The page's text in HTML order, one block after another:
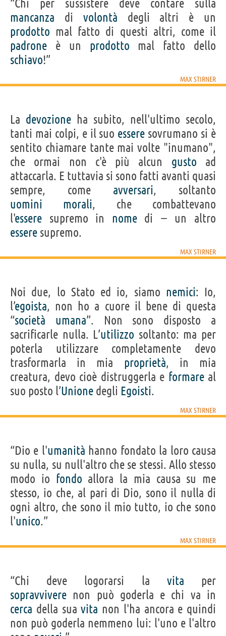
“Chi per sussistere deve contare sulla
mancanza di volontà degli altri è un
prodotto mal fatto di questi altri, come il
padrone è un prodotto mal fatto dello
schiavo!”
MAX STIRNER
La devozione ha subito, nell'ultimo secolo,
tanti mai colpi, e il suo essere sovrumano si è
sentito chiamare tante mai volte "inumano",
che ormai non c'è più alcun gusto ad
attaccarla. E tuttavia si sono fatti avanti quasi
sempre, come avversari, soltanto
uomini
morali, che combattevano
l'essere supremo in nomedi − un altro
essere supremo.
MAX STIRNER
Noi due, lo Stato ed io, siamo nemici: Io,
l’egoista, non ho a cuore il bene di questa
“società umana”. Non sono disposto a
sacrificarle nulla. L’utilizzo soltanto: ma per
poterla utilizzare completamente devo
trasformarla in mia proprietà, in mia
creatura, devo cioè distruggerla e formareal
suo posto l’Unione degli Egoisti.
MAX STIRNER
“Dio e l'umanità hanno fondato la loro causa
su nulla, su null'altro che se stessi. Allo stesso
modo io fondo allora la mia causa su me
stesso, io che, al pari di Dio, sono il nulla di
ogni altro, che sono il mio tutto, io che sono
l'unico.”
MAX STIRNER
“Chi deve logorarsi la vita per
sopravvivere non può goderla e chi va in
cerca della suavita non l'ha ancora e quindi
non può goderla nemmeno lui: l'uno e l'altro